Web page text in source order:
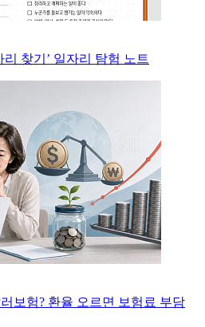
리 찾기’ 일자리 탐험 노트
보험? 환율 오르면 보험료 부담